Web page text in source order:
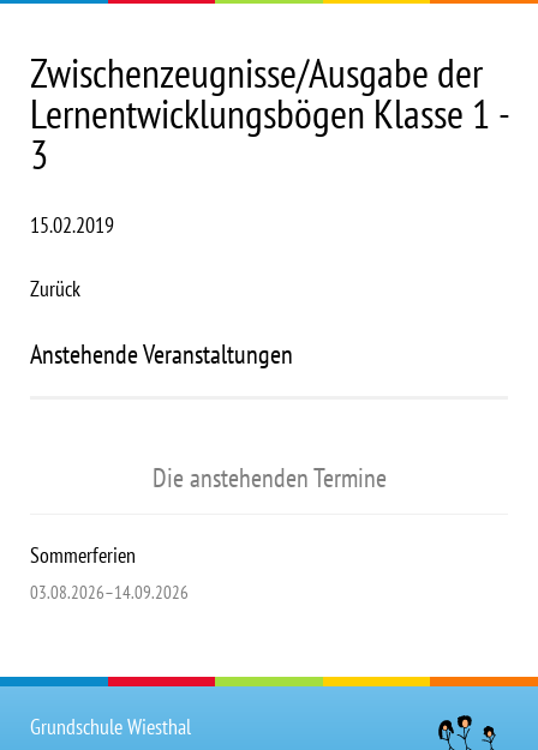
Zwischenzeugnisse/Ausgabe der
Lernentwicklungsbögen Klasse 1 -
3
15.02.2019
Zurück
Anstehende Veranstaltungen
Die anstehenden Termine
Sommerferien
03.08.2026–14.09.2026
Grundschule Wiesthal